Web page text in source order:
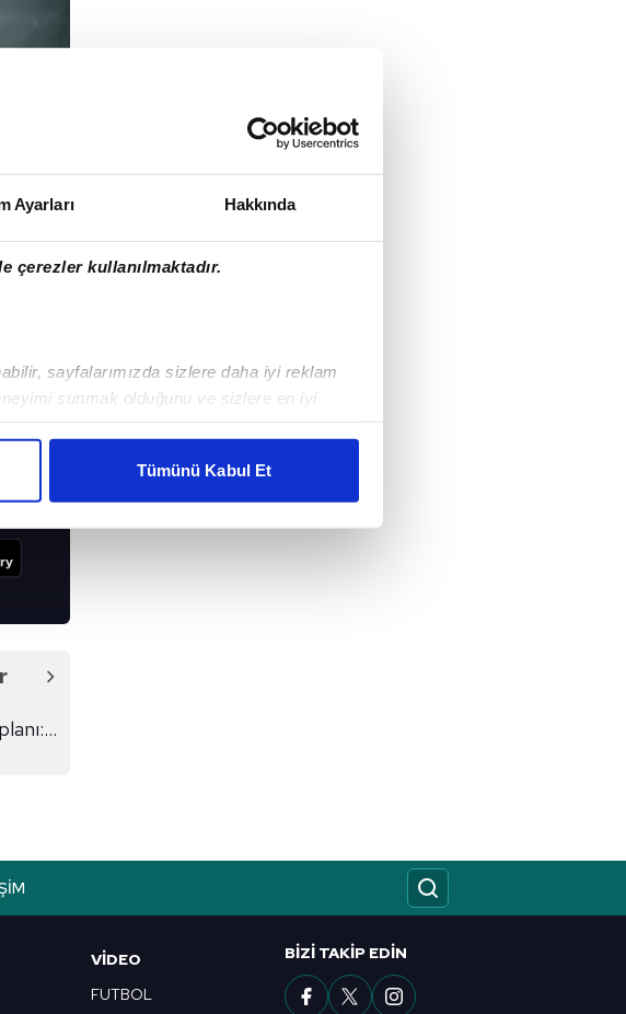
Ayarları Hakkında
çerezler kullanılmaktadır.
sayfalarımızda sizlere daha iyi reklam
sunmak olduğunu ve sizlere en iyi
hedefli reklamlar gösterilmeyecektir."
kişilere ait çerezler kullanılmaktadır. Bu
bilgi toplumu hizmetlerinin sunulması
Çerezlere ilişkin detaylı bilgi için Ayarlar
Metnimizi okumak ve sitemizde ilgili
Tümünü Kabul Et
VIDEO
FUTBOL
BIZI TAKIP EDIN